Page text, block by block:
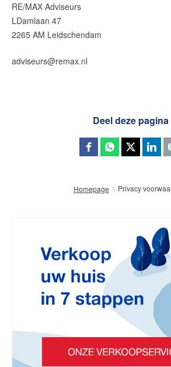
RE/MAX Adviseurs
LDamlaan 47
2265 AM Leidschendam
adviseurs@remax.nl
Deel deze pagina
Homepage Privacy